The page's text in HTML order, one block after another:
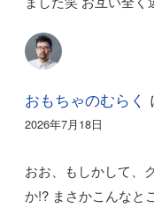
おもちゃのむらく
2026年7月18日
おお、もしかして、
か!? まさかこんなと